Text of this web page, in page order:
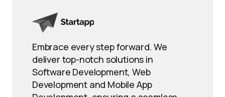
Embrace every step forward. We
deliver top-notch solutions in
Software Development, Web
Development and Mobile App